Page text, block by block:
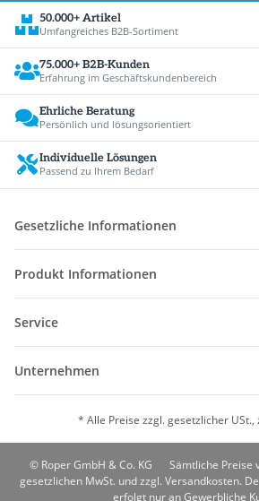
50.000+ Artikel
Umfangreiches B2B-Sortiment
75.000+ B2B-Kunden
Erfahrung im Geschäftskundenbereich
Ehrliche Beratung
Persönlich und lösungsorientiert
Individuelle Lösungen
Passend zu Ihrem Bedarf
Gesetzliche Informationen
Produkt Informationen
Service
Unternehmen
* Alle Preise zzgl. gesetzlicher USt.,
© Roper GmbH & Co. KG
Sämtliche Preise
gesetzlichen MwSt. und zzgl. Versandkosten.
erfolgt nur an Gewerbliche